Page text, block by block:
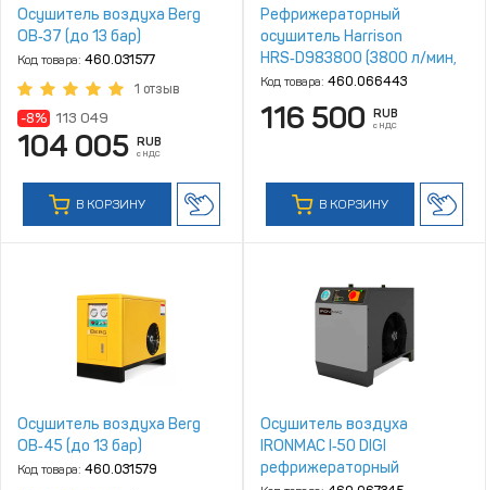
Осушитель воздуха Berg
ОВ‑37 (до 13 бар)
Код товара: 460.031577
1 отзыв
-8% 113 049
104 005 RUB
с НДС
В КОРЗИНУ
Рефрижераторный
осушитель Harrison
HRS‑D983800 (3800 л/мин,
4‑10 бар)
Код товара: 460.066443
116 500 RUB
с НДС
В КОРЗИНУ
Осушитель воздуха Berg
ОВ‑45 (до 13 бар)
Код товара: 460.031579
Осушитель воздуха
IRONMAC I‑50 DIGI
рефрижераторный